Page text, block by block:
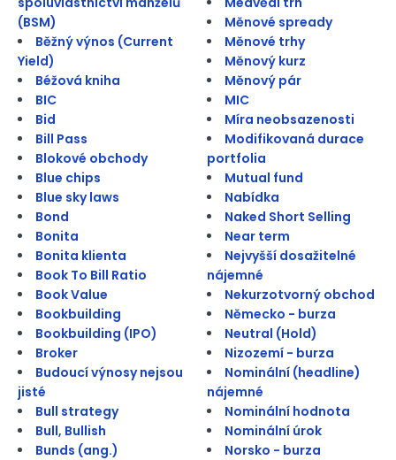
(BSM)
Běžný výnos (Current
Yield)
Béžová kniha
BIC
Bid
Bill Pass
Blokové obchody
Blue chips
Blue sky laws
Bond
Bonita
Bonita klienta
Book To Bill Ratio
Book Value
Bookbuilding
Bookbuilding (IPO)
Broker
Budoucí výnosy nejsou
jisté
Bull strategy
Bull, Bullish
Bunds (ang.)
Měnové spready
Měnové trhy
Měnový kurz
Měnový pár
MIC
Míra neobsazenosti
Modifikovaná durace
portfolia
Mutual fund
Nabídka
Naked Short Selling
Near term
Nejvyšší dosažitelné
nájemné
Nekurzotvorný obchod
Německo - burza
Neutral (Hold)
Nizozemí - burza
Nominální (headline)
nájemné
Nominální hodnota
Nominální úrok
Norsko - burza